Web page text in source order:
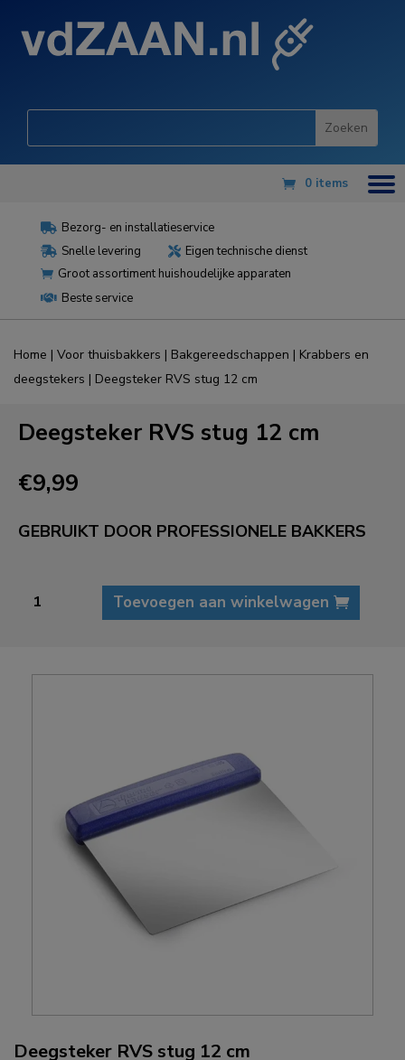
0 items
 Bezorg- en installatieservice
 Snelle levering  Eigen technische dienst
 Groot assortiment huishoudelijke apparaten
 Beste service
Home | Voor thuisbakkers | Bakgereedschappen | Krabbers en
deegstekers | Deegsteker RVS stug 12 cm
Deegsteker RVS stug 12 cm
Deegsteker RVS stug 12 cm
€9,99
GEBRUIKT DOOR PROFESSIONELE BAKKERS
RVS
Toevoegen aan winkelwagen